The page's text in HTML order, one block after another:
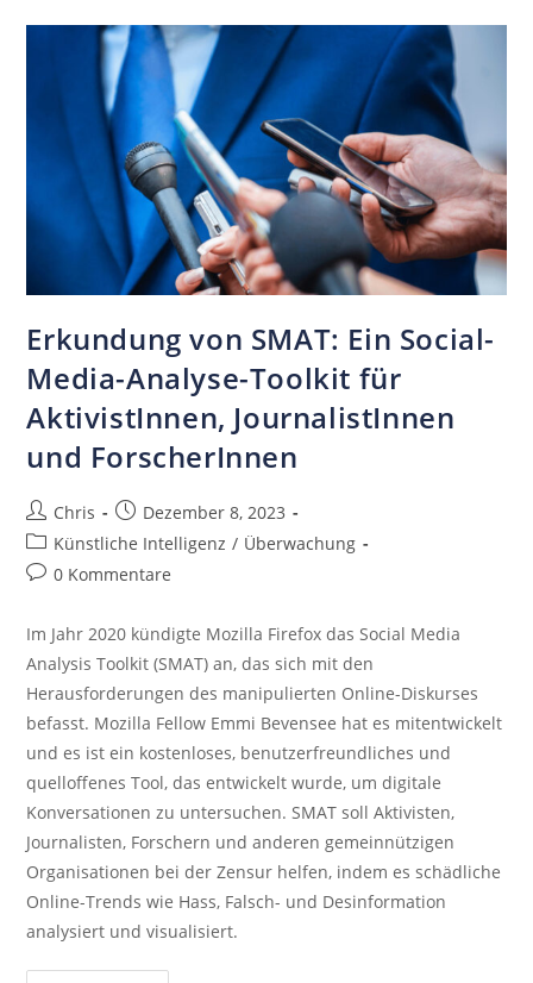
Erkundung von SMAT: Ein Social-
Media-Analyse-Toolkit für
AktivistInnen, JournalistInnen
und ForscherInnen
Chris
Dezember 8, 2023
Künstliche Intelligenz / Überwachung
0 Kommentare
Im Jahr 2020 kündigte Mozilla Firefox das Social Media
Analysis Toolkit (SMAT) an, das sich mit den
Herausforderungen des manipulierten Online-Diskurses
befasst. Mozilla Fellow Emmi Bevensee hat es mitentwickelt
und es ist ein kostenloses, benutzerfreundliches und
quelloffenes Tool, das entwickelt wurde, um digitale
Konversationen zu untersuchen. SMAT soll Aktivisten,
Journalisten, Forschern und anderen gemeinnützigen
Organisationen bei der Zensur helfen, indem es schädliche
Online-Trends wie Hass, Falsch- und Desinformation
analysiert und visualisiert.